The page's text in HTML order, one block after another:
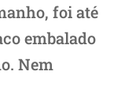
foi até
embalado
Nem